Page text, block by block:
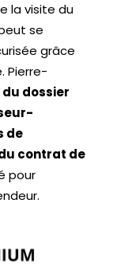
la visite du
se
grâce
Pierre-
dossier
de
contrat de
pour